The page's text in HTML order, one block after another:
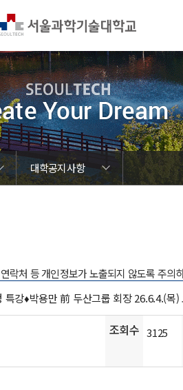
대학공지사항
대학정보알림
정보공개
정보서비스안내
온라인민원센터
청렴행정
갑질신고센터
유실물 센터
SEOULTECH광장
대학공지사항
학사공지
장학공지
대학원공지
취업공지
대학입찰
채용정보
공모/외부행사
등록금심의위원회
코로나바이러스19 대응안내
재정위원회
락처 등 개인정보가 노출되지 않도록 주의
특강♦️박용만 前 두산그룹 회장 26.6.4.(목)
조회수 3125